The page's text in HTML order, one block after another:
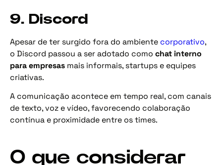
9. Discord
Apesar de ter surgido fora do ambiente corporativo,
o Discord passou a ser adotado como chat interno
para empresas mais informais, startups e equipes
criativas.
A comunicação acontece em tempo real, com canais
de texto, voz e vídeo, favorecendo colaboração
contínua e proximidade entre os times.
O que considerar